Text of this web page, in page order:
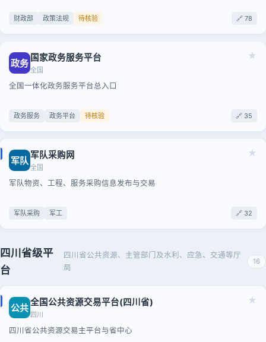
财政部 政策法规 待核验 🔗 78
★
政务 国家政务服务平台
全国
全国一体化政务服务平台总入口
政务服务 政务平台 待核验 🔗 35
★
军队 军队采购网
全国
军队物资、工程、服务采购信息发布与交易
军队采购 军工 🔗 32
四川省级平
台
四川省公共资源、主管部门及水利、应急、交通等厅
局
16
★
公共全国公共资源交易平台(四川省)
四川
四川省公共资源交易主平台与省中心